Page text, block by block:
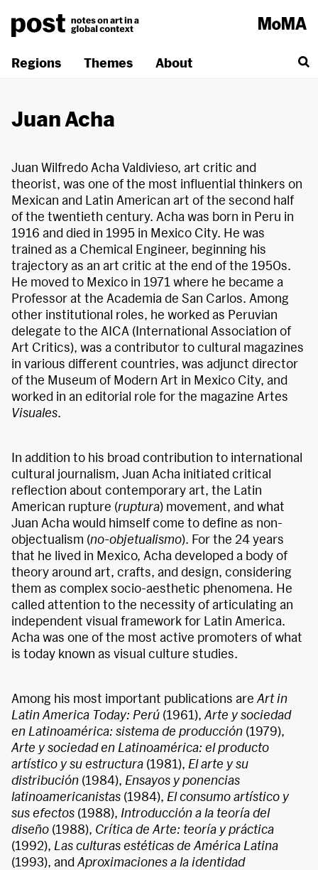
content
Regions
Themes About
Juan Acha
Juan Wilfredo Acha Valdivieso, art critic and
theorist, was one of the most influential thinkers on
Mexican and Latin American art of the second half
of the twentieth century. Acha was born in Peru in
1916 and died in 1995 in Mexico City. He was
trained as a Chemical Engineer, beginning his
trajectory as an art critic at the end of the 1950s.
He moved to Mexico in 1971 where he became a
Professor at the Academia de San Carlos. Among
other institutional roles, he worked as Peruvian
delegate to the AICA (International Association of
Art Critics), was a contributor to cultural magazines
in various different countries, was adjunct director
of the Museum of Modern Art in Mexico City, and
worked in an editorial role for the magazine Artes
Visuales.
In addition to his broad contribution to international
cultural journalism, Juan Acha initiated critical
reflection about contemporary art, the Latin
American rupture (ruptura) movement, and what
Juan Acha would himself come to define as non-
objectualism (no-objetualismo). For the 24 years
that he lived in Mexico, Acha developed a body of
theory around art, crafts, and design, considering
them as complex socio-aesthetic phenomena. He
called attention to the necessity of articulating an
independent visual framework for Latin America.
Acha was one of the most active promoters of what
is today known as visual culture studies.
Among his most important publications are Art in
Latin America Today: Perú (1961), Arte y sociedad
en Latinoamérica: sistema de producción (1979),
Arte y sociedad en Latinoamérica: el producto
artístico y su estructura (1981), El arte y su
distribución (1984), Ensayos y ponencias
latinoamericanistas (1984), El consumo artístico y
sus efectos (1988), Introducción a la teoría del
diseño (1988), Crítica de Arte: teoría y práctica
(1992), Las culturas estéticas de América Latina
(1993), and Aproximaciones a la identidad